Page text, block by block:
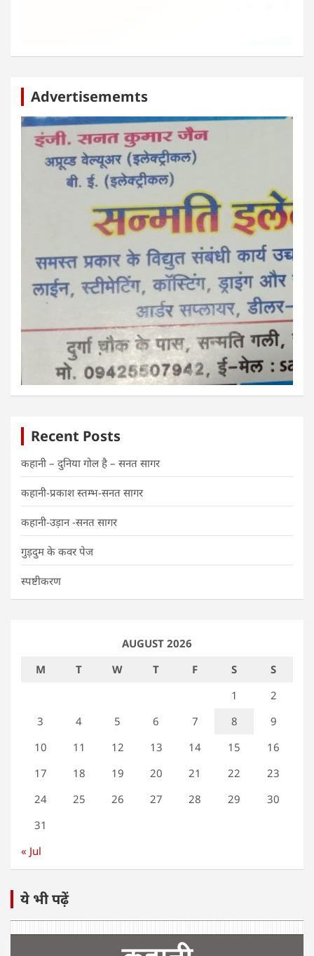
Advertisememts
Recent Posts
कहानी – दुनिया गोल है – सनत सागर
कहानी-प्रकाश स्तम्भ-सनत सागर
कहानी-उड़ान -सनत सागर
गुड़दुम के कवर पेज
स्पष्टीकरण
AUGUST 2026
M
T W T F S
S
1
2
3
4 5 6 7 8
9
10
11 12 13 14 15
16
17
18 19 20 21 22
23
24
25 26 27 28 29
30
31
« Jul
ये भी पढ़ें